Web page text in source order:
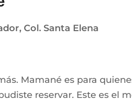
Col. Santa Elena
Mamané es para
reservar. Este es el